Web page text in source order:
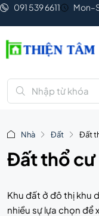
091 539 6611
Nhà Đất Đất
Đất thổ cư
Khu đất ở đô thị khu
nhiều sự lựa chọn để